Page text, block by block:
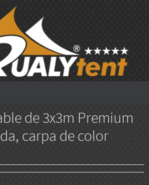
de 3x3m Premium
carpa de color